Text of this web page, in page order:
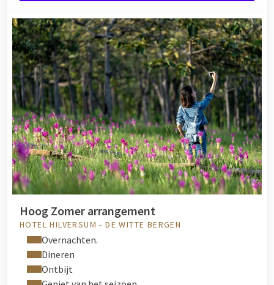
Hoog Zomer arrangement
HOTEL HILVERSUM - DE WITTE BERGEN
Overnachten.
Dineren
Ontbijt